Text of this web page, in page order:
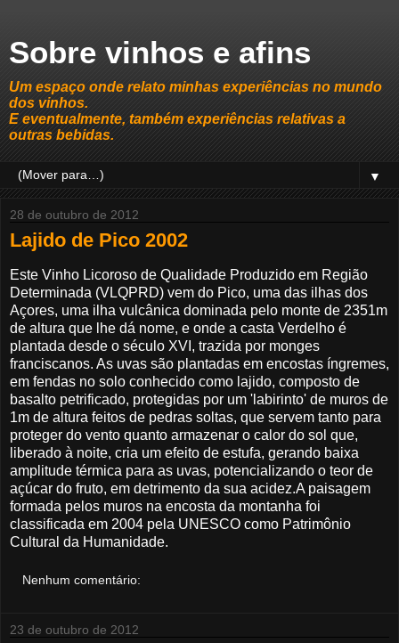
Sobre vinhos e afins
Um espaço onde relato minhas experiências no mundo
dos vinhos.
E eventualmente, também experiências relativas a
outras bebidas.
▼
28 de outubro de 2012
Lajido de Pico 2002
Este Vinho Licoroso de Qualidade Produzido em Região
Determinada (VLQPRD) vem do Pico, uma das ilhas dos
Açores, uma ilha vulcânica dominada pelo monte de 2351m
de altura que lhe dá nome, e onde a casta Verdelho é
plantada desde o século XVI, trazida por monges
franciscanos. As uvas são plantadas em encostas íngremes,
em fendas no solo conhecido como lajido, composto de
basalto petrificado, protegidas por um 'labirinto' de muros de
1m de altura feitos de pedras soltas, que servem tanto para
proteger do vento quanto armazenar o calor do sol que,
liberado à noite, cria um efeito de estufa, gerando baixa
amplitude térmica para as uvas, potencializando o teor de
açúcar do fruto, em detrimento da sua acidez.A paisagem
formada pelos muros na encosta da montanha foi
classificada em 2004 pela UNESCO como Patrimônio
Cultural da Humanidade.
Nenhum comentário:
23 de outubro de 2012